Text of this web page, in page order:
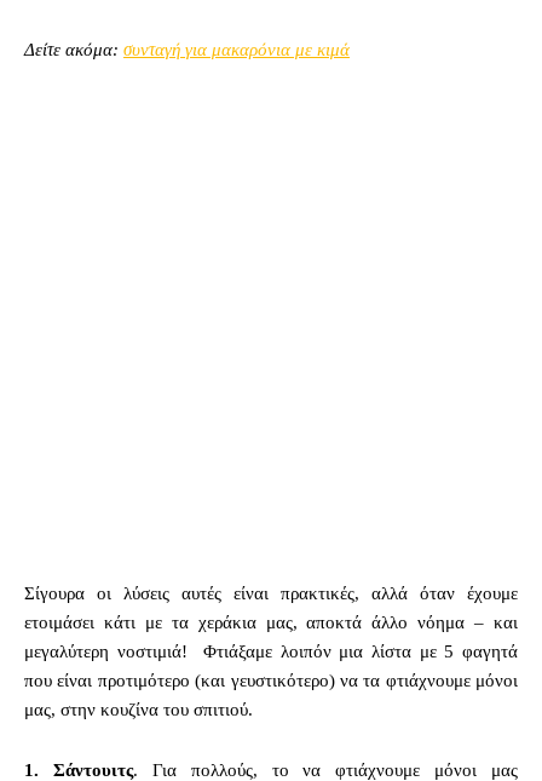
Δείτε ακόμα: συνταγή για μακαρόνια με κιμά
Σίγουρα οι λύσεις αυτές είναι πρακτικές, αλλά όταν έχουμε
ετοιμάσει κάτι με τα χεράκια μας, αποκτά άλλο νόημα – και
μεγαλύτερη νοστιμιά! Φτιάξαμε λοιπόν μια λίστα με 5 φαγητά
που είναι προτιμότερο (και γευστικότερο) να τα φτιάχνουμε μόνοι
μας, στην κουζίνα του σπιτιού.
1. Σάντουιτς. Για πολλούς, το να φτιάχνουμε μόνοι μας